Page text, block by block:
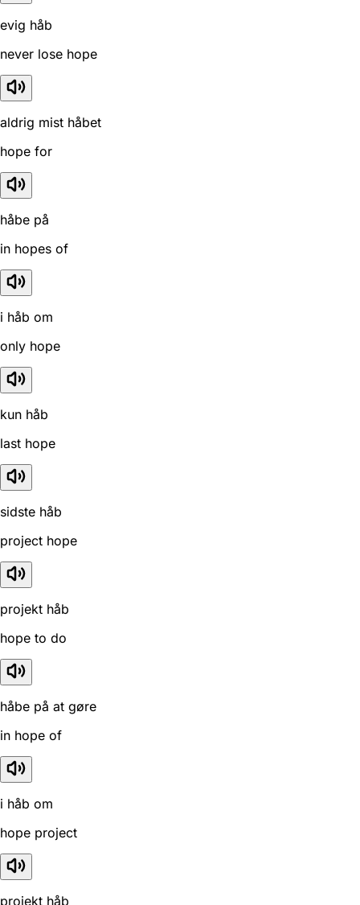
evig håb
never lose hope
aldrig mist håbet
hope for
håbe på
in hopes of
i håb om
only hope
kun håb
last hope
sidste håb
project hope
projekt håb
hope to do
håbe på at gøre
in hope of
i håb om
hope project
projekt håb